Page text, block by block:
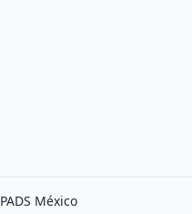
PADS México